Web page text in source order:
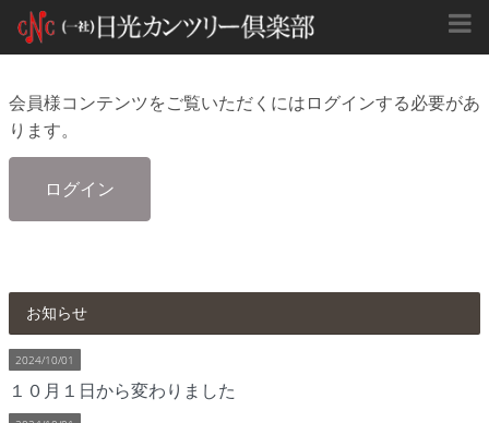
会員様コンテンツをご覧いただくにはログインする必要があ
ります。
ログイン
お知らせ
2024/10/01
１０月１日から変わりました